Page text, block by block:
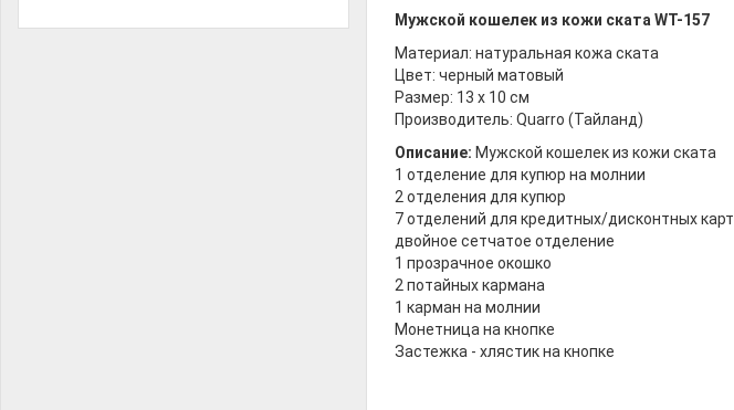
Мужской кошелек из кожи ската WT-157
Материал: натуральная кожа ската
Цвет: черный матовый
Размер: 13 х 10 см
Производитель: Quarro (Тайланд)
Описание: Мужской кошелек из кожи ската
1 отделение для купюр на молнии
2 отделения для купюр
7 отделений для кредитных/дисконтных карт
двойное сетчатое отделение
1 прозрачное окошко
2 потайных кармана
1 карман на молнии
Монетница на кнопке
Застежка - хлястик на кнопке